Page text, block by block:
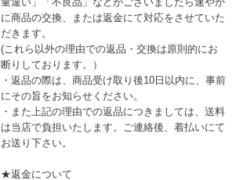
に商品の交換、または返金にて対応をさせていた
だきます。
(これら以外の理由での返品・交換は原則的にお
断りしております。）
・返品の際は、商品受け取り後10日以内に、事前
にその旨をお知らせください。
・また上記の理由での返品につきましては、送料
は当店で負担いたします。ご連絡後、着払いにて
お送り下さい。
★返金について